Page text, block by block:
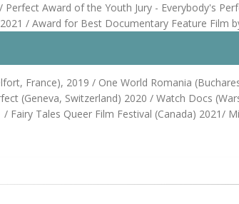
Perfect Award of the Youth Jury - Everybody's
/ Award for Best Documentary Feature Film
France), 2019 / One World Romania
(Geneva, Switzerland) 2020 / Watch Docs
Fairy Tales Queer Film Festival (Canada)